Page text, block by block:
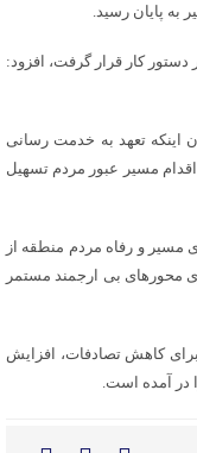
بیان اینکه عملیات روکش آسفالت از ۵۵ تا ۷۵ در دستور کار قرار گرفت، افزود:
اینکه تعهد به خدمت رسانی
مسیر عبور مردم تسهیل
مسیر و رفاه مردم منطقه از
محورهای بی ارجمند مستمر
کاهش تصادفات، افزایش
در آمده است.